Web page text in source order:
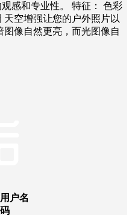
感和专业性。 特征： 色彩
空增强让您的户外照片以
像自然更亮，而光图像自
户名